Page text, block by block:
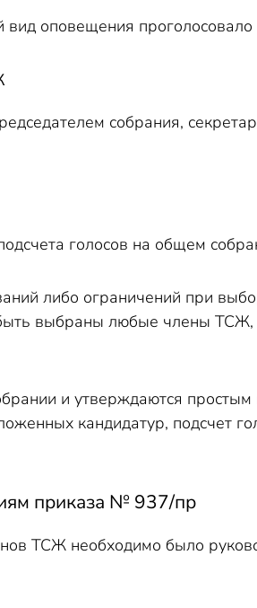
вид оповещения
собрания,
голосов на общем
либо ограничений при
выбраны любые члены ТСЖ,
и утверждаются простым
кандидатур, подсчет
приказа № 937/пр
ТСЖ необходимо было